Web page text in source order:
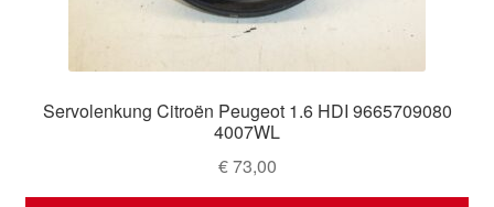
Servolenkung Citroën Peugeot 1.6 HDI 9665709080
4007WL
€73,00